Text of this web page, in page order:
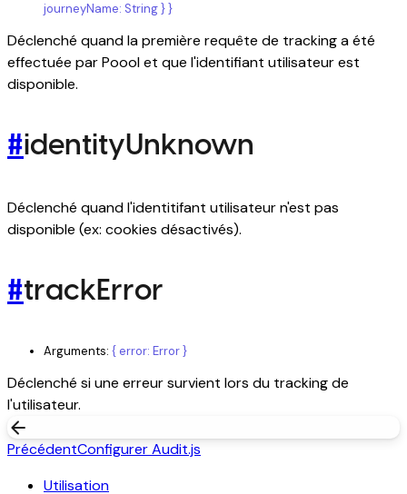
journeyName: String } }
Déclenché quand la première requête de tracking a été
effectuée par Poool et que l'identifiant utilisateur est
disponible.
#identityUnknown
Déclenché quand l'identitifant utilisateur n'est pas
disponible (ex: cookies désactivés).
#trackError
Arguments: { error: Error }
Déclenché si une erreur survient lors du tracking de
l'utilisateur.
arrow_back
PrécédentConfigurer Audit.js
Utilisation